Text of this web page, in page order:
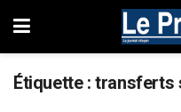
Étiquette :transferts